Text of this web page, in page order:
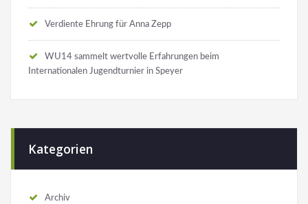
Verdiente Ehrung für Anna Zepp
WU14 sammelt wertvolle Erfahrungen beim
Internationalen Jugendturnier in Speyer
Kategorien
Archiv